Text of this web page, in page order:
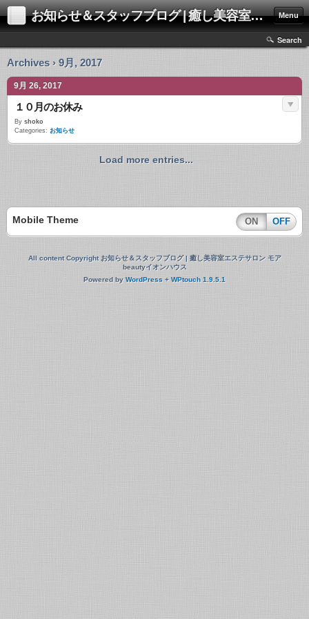
お知らせ＆スタッフブログ | 癒し美容室エステサロン モアbeautyイオンハウス Menu
Search
Archives › 9月, 2017
9月 26, 2017
１０月のお休み
By shoko
Categories: お知らせ
Load more entries...
Mobile Theme ON OFF
All content Copyright お知らせ＆スタッフブログ | 癒し美容室エステサロン モア
beautyイオンハウス
Powered by WordPress +WPtouch 1.9.5.1